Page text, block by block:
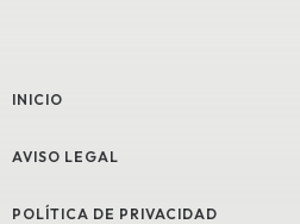
INICIO
AVISO LEGAL
POLÍTICA DE PRIVACIDAD